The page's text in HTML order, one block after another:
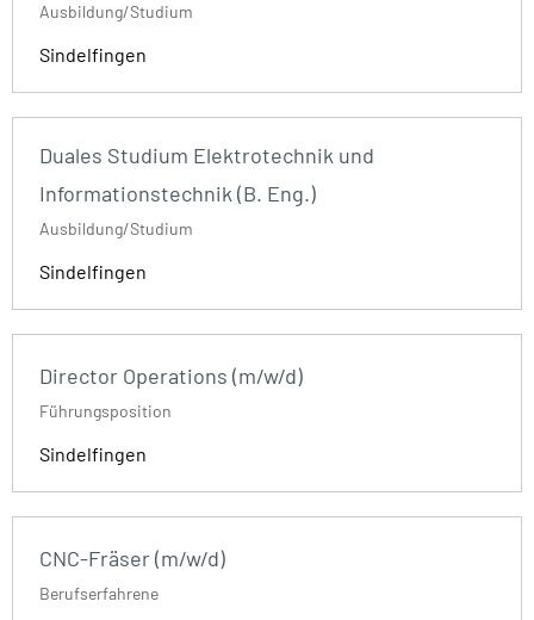
Ausbildung/Studium
Sindelfingen
Duales Studium Elektrotechnik und
Informationstechnik (B. Eng.)
Ausbildung/Studium
Sindelfingen
Director Operations (m/w/d)
Führungsposition
Sindelfingen
CNC-Fräser (m/w/d)
Berufserfahrene